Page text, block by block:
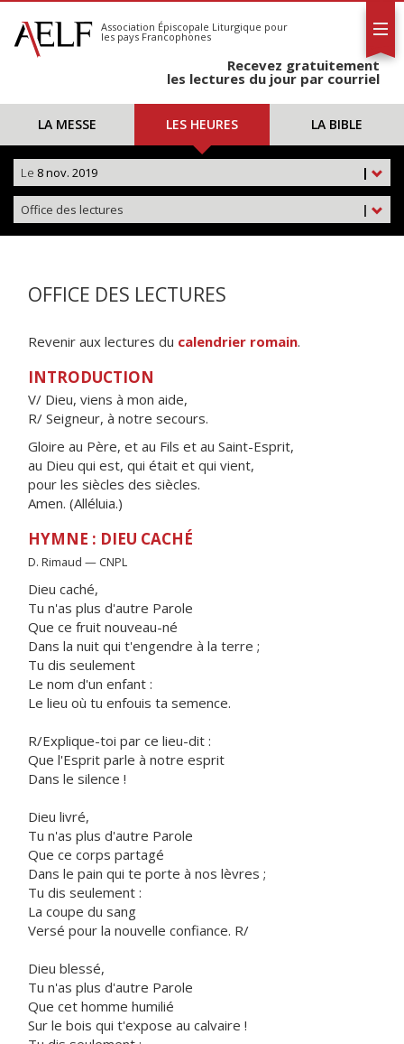
S'abonner
Calendrier
Association Épiscopale Liturgique pour
les pays Francophones
Recevez gratuitement
les lectures du jour par courriel
LA MESSE LES HEURES LA BIBLE
|
Le 8 nov. 2019
|
Office des lectures
OFFICE DES LECTURES
Revenir aux lectures du calendrier romain.
INTRODUCTION
V/ Dieu, viens à mon aide,
R/ Seigneur, à notre secours.
Gloire au Père, et au Fils et au Saint-Esprit,
au Dieu qui est, qui était et qui vient,
pour les siècles des siècles.
Amen. (Alléluia.)
HYMNE : DIEU CACHÉ
D. Rimaud — CNPL
Dieu caché,
Tu n'as plus d'autre Parole
Que ce fruit nouveau-né
Dans la nuit qui t'engendre à la terre ;
Tu dis seulement
Le nom d'un enfant :
Le lieu où tu enfouis ta semence.
R/Explique-toi par ce lieu-dit :
Que l'Esprit parle à notre esprit
Dans le silence !
Dieu livré,
Tu n'as plus d'autre Parole
Que ce corps partagé
Dans le pain qui te porte à nos lèvres ;
Tu dis seulement :
La coupe du sang
Versé pour la nouvelle confiance. R/
Dieu blessé,
Tu n'as plus d'autre Parole
Que cet homme humilié
Sur le bois qui t'expose au calvaire !